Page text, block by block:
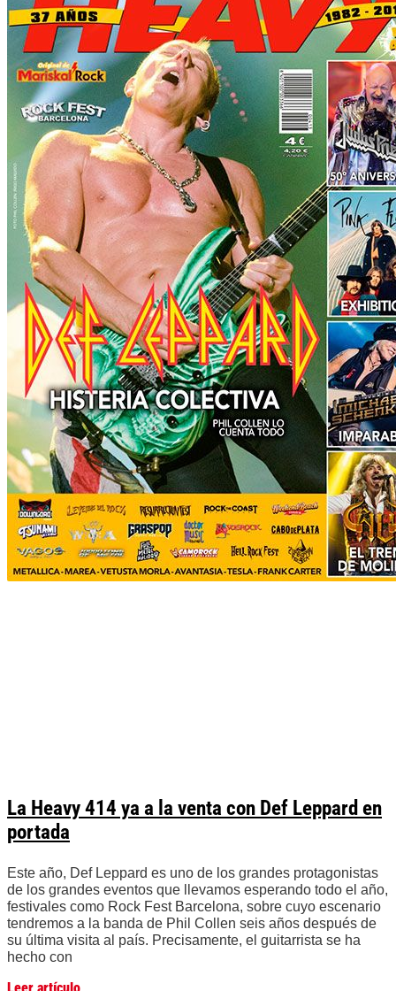
La Heavy 414 ya a la venta con Def Leppard en
portada
Este año, Def Leppard es uno de los grandes protagonistas
de los grandes eventos que llevamos esperando todo el año,
festivales como Rock Fest Barcelona, sobre cuyo escenario
tendremos a la banda de Phil Collen seis años después de
su última visita al país. Precisamente, el guitarrista se ha
hecho con